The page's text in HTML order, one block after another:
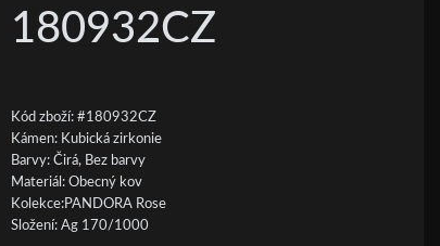
180932CZ
Kód zboží: #180932CZ
Kámen: Kubická zirkonie
Barvy: Čirá, Bez barvy
Materiál: Obecný kov
Kolekce:PANDORA Rose
Složení: Ag 170/1000